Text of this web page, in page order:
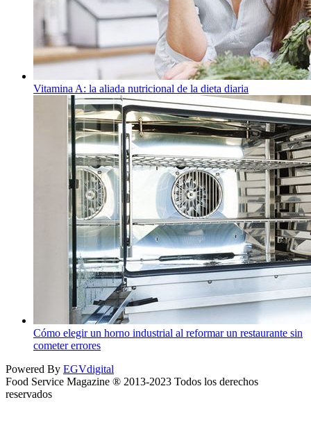
Vitamina A: la aliada nutricional de la dieta diaria
Cómo elegir un horno industrial al reformar un restaurante sin
cometer errores
Powered By EGVdigital
Food Service Magazine ® 2013-2023 Todos los derechos
reservados